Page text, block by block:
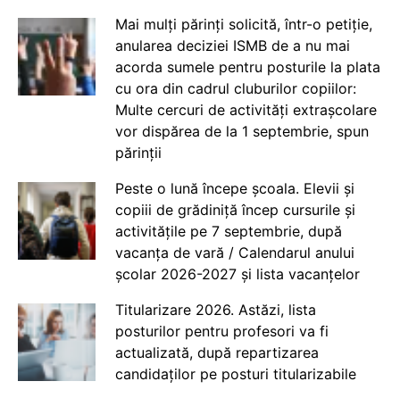
Mai mulți părinți solicită, într-o petiție,
anularea deciziei ISMB de a nu mai
acorda sumele pentru posturile la plata
cu ora din cadrul cluburilor copiilor:
Multe cercuri de activități extrașcolare
vor dispărea de la 1 septembrie, spun
părinții
Peste o lună începe școala. Elevii și
copiii de grădiniță încep cursurile și
activitățile pe 7 septembrie, după
vacanța de vară / Calendarul anului
școlar 2026-2027 și lista vacanțelor
Titularizare 2026. Astăzi, lista
posturilor pentru profesori va fi
actualizată, după repartizarea
candidaților pe posturi titularizabile